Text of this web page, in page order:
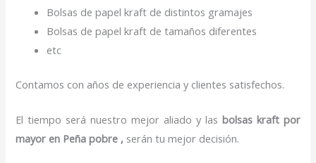
Bolsas de papel kraft de distintos gramajes
Bolsas de papel kraft de tamaños diferentes
etc
Contamos con años de experiencia y clientes satisfechos.
El tiempo será nuestro mejor aliado y las bolsas kraft por
mayor en Peña pobre , serán tu mejor decisión.